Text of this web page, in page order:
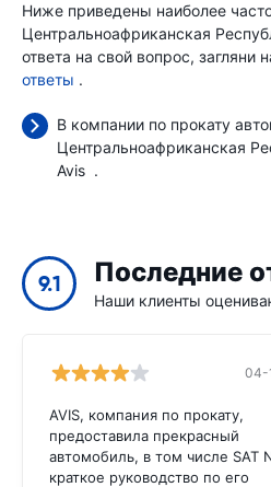
Ниже приведены наиболее
Центральноафриканская
ответа на свой вопрос, загляни
ответы .
В компании по прокату
Центральноафриканская
Avis .
9.1 Последние
Наши клиенты
04-
AVIS, компания по прокату,
предоставила прекрасный
автомобиль, в том числе SAT
краткое руководство по его